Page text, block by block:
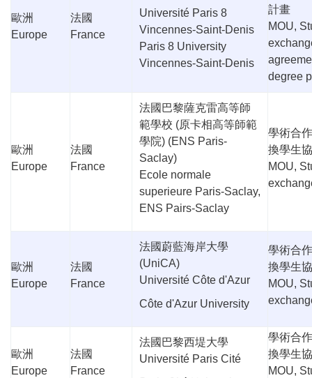
歐洲
Europe
法國
France
Université Paris 8
Vincennes-Saint-Denis
Paris 8 University
Vincennes-Saint-Denis
計畫
MOU,
degree
歐洲
Europe
法國
France
法國巴黎薩克雷高等師
範學校 (原卡相高等師範
學院) (ENS Paris-
Saclay)
Ecole normale
superieure Paris-Saclay,
ENS Pairs-Saclay
學術合
換學生
MOU,
歐洲
Europe
法國
France
法國蔚藍海岸大學
(UniCA)
Université Côte d'Azur
Côte d'Azur University
學術合
換學生
MOU,
歐洲
Europe
法國
France
法國巴黎西堤大學
Université Paris Cité
學術合
換學生
MOU,